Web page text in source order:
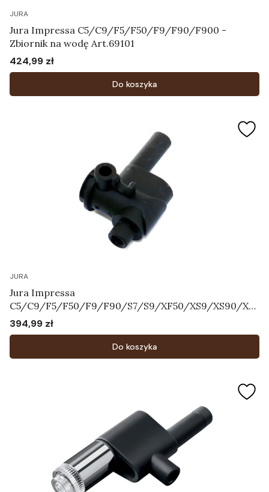
JURA
Jura Impressa C5/C9/F5/F50/F9/F90/F900 -
Zbiornik na wodę Art.69101
Cena
424,99 zł
Do koszyka
JURA
Jura Impressa
C5/C9/F5/F50/F9/F90/S7/S9/XF50/XS9/XS90/XS
95 - Korpus systemu mleka Art.64606
Cena
394,99 zł
Do koszyka